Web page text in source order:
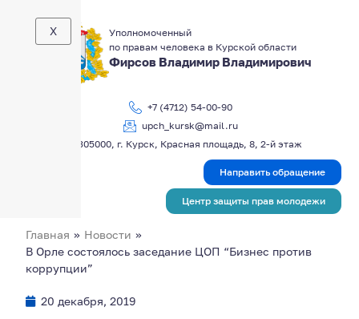
Уполномоченный
по правам человека в Курской области
Фирсов Владимир Владимирович
+7 (4712) 54-00-90
upch_kursk@mail.ru
305000, г. Курск, Красная площадь, 8, 2-й этаж
X
Направить обращение
Центр защиты прав молодежи
Главная » Новости »
В Орле состоялось заседание ЦОП “Бизнес против
коррупции”
20 декабря, 2019